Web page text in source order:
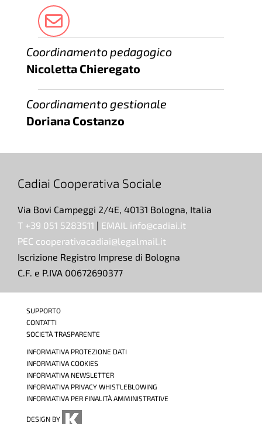
Coordinamento pedagogico
Nicoletta Chieregato
Coordinamento gestionale
Doriana Costanzo
Cadiai Cooperativa Sociale
Via Bovi Campeggi 2/4E, 40131 Bologna, Italia
T +39 051 5283511 | EMAIL info@cadiai.it
PEC cooperativacadiai@legalmail.it
Iscrizione Registro Imprese di Bologna
C.F. e P.IVA 00672690377
SUPPORTO
CONTATTI
SOCIETÀ TRASPARENTE
INFORMATIVA PROTEZIONE DATI
INFORMATIVA COOKIES
INFORMATIVA NEWSLETTER
INFORMATIVA PRIVACY WHISTLEBLOWING
INFORMATIVA PER FINALITÀ AMMINISTRATIVE
DESIGN BY